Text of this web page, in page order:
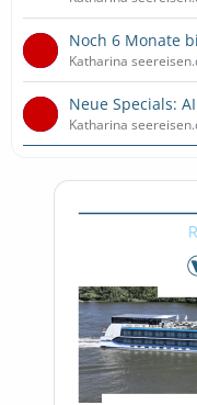
Noch 6 Monate
Katharina
Neue Specials:
Katharina